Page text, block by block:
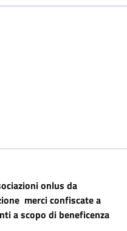
onlus da
merci confiscate a
a scopo di beneficenza